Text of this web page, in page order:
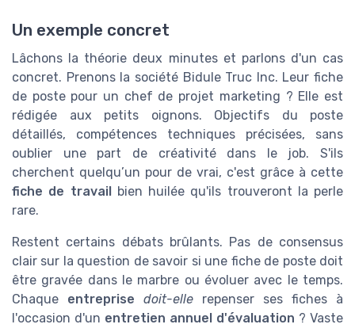
Un exemple concret
Lâchons la théorie deux minutes et parlons d'un cas
concret. Prenons la société Bidule Truc Inc. Leur fiche
de poste pour un chef de projet marketing ? Elle est
rédigée aux petits oignons. Objectifs du poste
détaillés, compétences techniques précisées, sans
oublier une part de créativité dans le job. S'ils
cherchent quelqu’un pour de vrai, c'est grâce à cette
fiche de travailbien huilée qu'ils trouveront la perle
rare.
Restent certains débats brûlants. Pas de consensus
clair sur la question de savoir si une fiche de poste doit
être gravée dans le marbre ou évoluer avec le temps.
Chaque entreprise doit-elle repenser ses fiches à
l'occasion d'un entretien annuel d'évaluation ? Vaste